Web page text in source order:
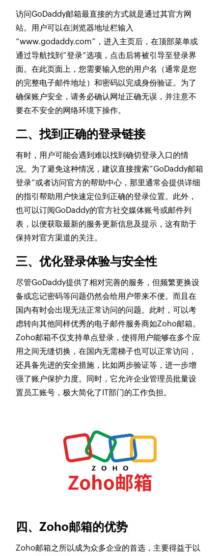
访问GoDaddy邮箱最直接的方式就是通过其官方网
站。用户可以在浏览器地址栏输入
“www.godaddy.com”，进入主页后，在顶部菜单或
通过导航找到“登录”选项，点击后将被引导至登录界
面。在此页面上，您需要输入您的用户名（通常是您
的完整电子邮件地址）和密码以完成身份验证。为了
确保账户安全，请务必确认网址正确无误，并注意不
要在不安全的网络环境下操作。
二、找到正确的登录链接
有时，用户可能会遇到难以找到确切登录入口的情
况。为了避免这种情况，建议直接搜索“GoDaddy邮箱
登录”或者访问官方的帮助中心，那里通常会提供详细
的指引帮助用户快速定位到正确的登录位置。此外，
也可以订阅GoDaddy的官方社交媒体账号或邮件列
表，以便获取最新的服务更新信息及提示，这有助于
保持对官方渠道的关注。
三、优化登录体验与安全性
尽管GoDaddy提供了相对完善的服务，但频繁更换设
备或忘记密码等问题仍然会给用户带来不便。而且在
国内有时会出现无法正常访问的问题。此时，可以考
虑转向其他同样优秀的电子邮件服务商如Zoho邮箱。
Zoho邮箱不仅支持单点登录，使得用户能够在多个应
用之间无缝切换，在国内无需梯子也可以正常访问，
还具备先进的安全措施，比如两步验证等，进一步增
强了账户保护力度。同时，它允许企业管理员批量设
置员工账号，极大简化了IT部门的工作负担。
四、Zoho邮箱的优势
Zoho邮箱之所以成为众多企业的首选，主要得益于以